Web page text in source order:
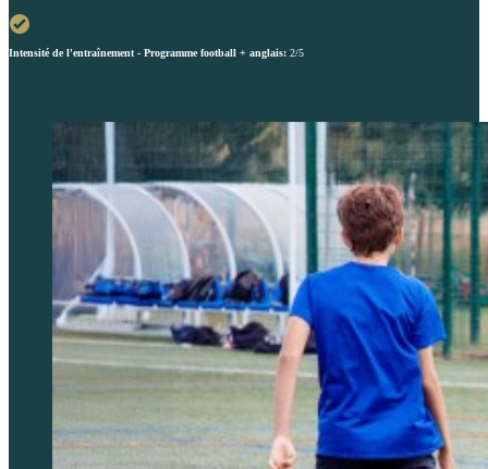
Intensité de l'entraînement - Programme football + anglais: 2/5